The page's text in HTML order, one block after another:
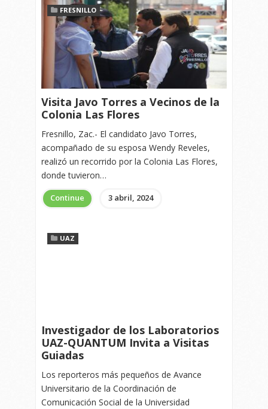
FRESNILLO
Visita Javo Torres a Vecinos de la
Colonia Las Flores
Fresnillo, Zac.- El candidato Javo Torres,
acompañado de su esposa Wendy Reveles,
realizó un recorrido por la Colonia Las Flores,
donde tuvieron…
Continue 3 abril, 2024
UAZ
Investigador de los Laboratorios
UAZ-QUANTUM Invita a Visitas
Guiadas
Los reporteros más pequeños de Avance
Universitario de la Coordinación de
Comunicación Social de la Universidad